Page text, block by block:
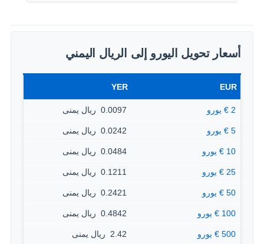
أسعار تحويل اليورو إلى الريال اليمني
EUR
YER
2 € يورو 0.0097 ‏ ريال يمنى
5 € يورو 0.0242 ‏ ريال يمنى
10 € يورو 0.0484 ‏ ريال يمنى
25 € يورو 0.1211 ‏ ريال يمنى
50 € يورو 0.2421 ‏ ريال يمنى
100 € يورو 0.4842 ‏ ريال يمنى
500 € يورو 2.42 ‏ ريال يمنى